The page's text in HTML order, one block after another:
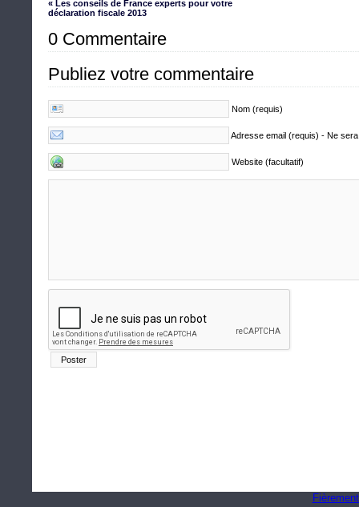
« Les conseils de France experts pour votre
déclaration fiscale 2013
0 Commentaire
Publiez votre commentaire
Nom (requis)
Adresse email (requis) - Ne
Website (facultatif)